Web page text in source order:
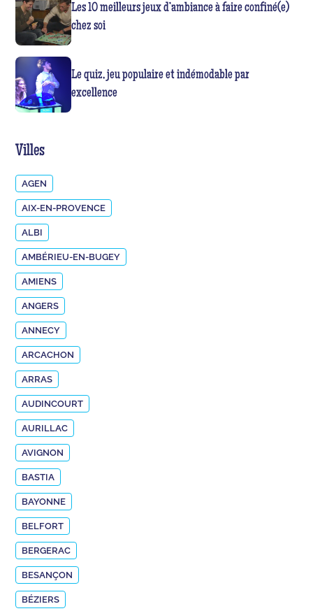
Les 10 meilleurs jeux d’ambiance à faire confiné(e)
chez soi
Le quiz, jeu populaire et indémodable par
excellence
Villes
AGEN
AIX-EN-PROVENCE
ALBI
AMBÉRIEU-EN-BUGEY
AMIENS
ANGERS
ANNECY
ARCACHON
ARRAS
AUDINCOURT
AURILLAC
AVIGNON
BASTIA
BAYONNE
BELFORT
BERGERAC
BESANÇON
BÉZIERS